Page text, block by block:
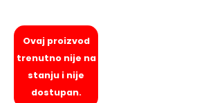
Ovaj proizvod
trenutno nije na
stanju i nije
dostupan.